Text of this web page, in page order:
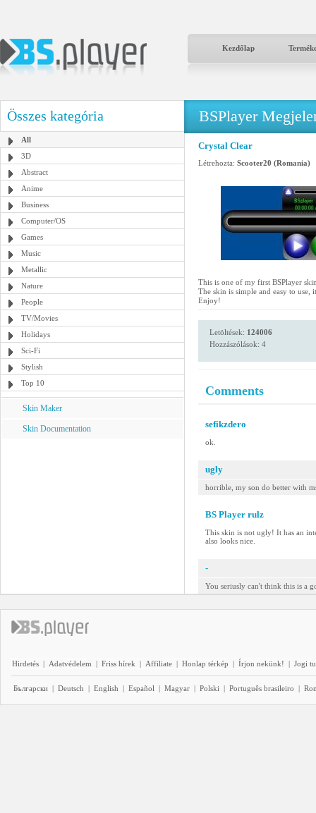
Kezdőlap
Összes kategória
All
3D
Abstract
Anime
Business
Computer/OS
Games
Music
Metallic
Nature
People
TV/Movies
Holidays
Sci-Fi
Stylish
Top 10
Skin Maker
Skin Documentation
BSPlayer
Crystal Clear
Létrehozta: Scooter20 (Romania)
This is one of my first BSPlayer
The skin is simple and easy to
Enjoy!
Letöltések: 124006
Hozzászólások: 4
Comments
sefikzdero
ok.
ugly
horrible, my son do better with
BS Player rulz
This skin is not ugly! It has an
also looks nice.
-
You seriusly can't think this is a
Hirdetés | Adatvédelem | Friss hírek | Affiliate | Honlap térkép | Írjon nekünk! | Jogi
Български | Deutsch | English | Español | Magyar | Polski | Português brasileiro |